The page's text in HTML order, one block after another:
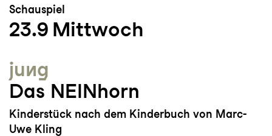
Schauspiel
23.9 Mittwoch
jung
Das NEINhorn
Kinderstück nach dem Kinderbuch von Marc-
Uwe Kling